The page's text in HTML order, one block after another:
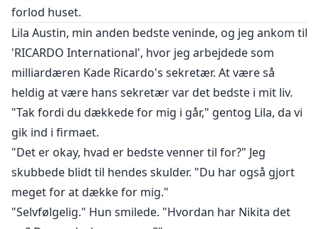
forlod huset.
Lila Austin, min anden bedste veninde, og jeg ankom til
'RICARDO International', hvor jeg arbejdede som
milliardæren Kade Ricardo's sekretær. At være så
heldig at være hans sekretær var det bedste i mit liv.
"Tak fordi du dækkede for mig i går," gentog Lila, da vi
gik ind i firmaet.
"Det er okay, hvad er bedste venner til for?" Jeg
skubbede blidt til hendes skulder. "Du har også gjort
meget for at dække for mig."
"Selvfølgelig." Hun smilede. "Hvordan har Nikita det